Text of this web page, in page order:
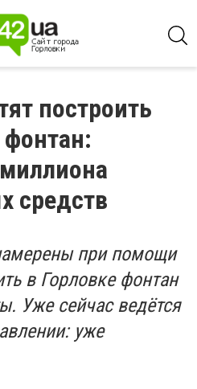
построить
средств
при помощи
в Горловке фонтан
Уже сейчас ведётся
уже